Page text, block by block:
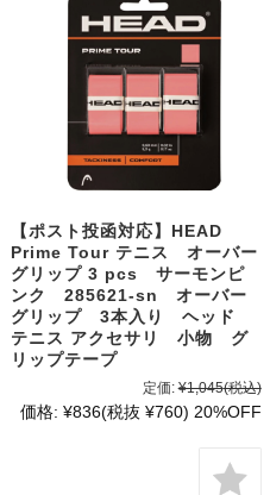
【ポスト投函対応】HEAD
Prime Tour テニス オーバー
グリップ 3 pcs サーモンピ
ンク 285621-sn オーバー
グリップ 3本入り ヘッド
テニス アクセサリ 小物 グ
リップテープ
定価: ¥1,045(税込)
価格: ¥836(税抜 ¥760) 20%OFF